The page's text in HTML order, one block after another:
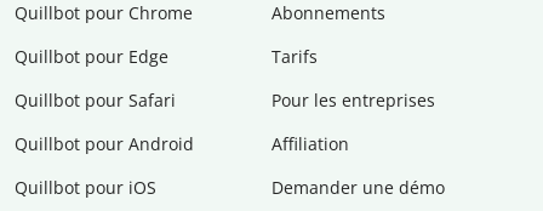
Quillbot pour Chrome
Quillbot pour Edge
Quillbot pour Safari
Quillbot pour Android
Quillbot pour iOS
Abonnements
Tarifs
Pour les entreprises
Affiliation
Demander une démo